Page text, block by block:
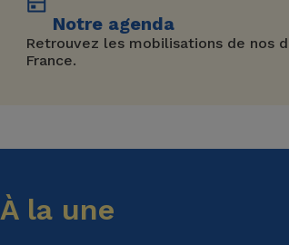
Notre agenda
Retrouvez les mobilisations de nos
France.
À la une